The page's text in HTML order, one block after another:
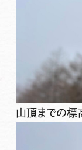
山頂までの